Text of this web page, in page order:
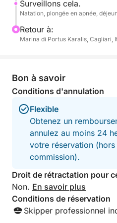
fonds marins en snorkeling
immergée, un véritable
imprégnez-vous de la
mer ou couscous aux
traditionnelles et de café.
bercer par le rythme de la
L'après-midi, reprenez la
de Cagliari, entouré de
et de souvenirs
en mer.
Surveillons cela.
Natation, plongée en apnée,
Retour à:
Marina di Portus Karalis, Cagliari,
Bon à savoir
Conditions d'annulation
Flexible
Obtenez un
annulez au moins 24
votre réservation
commission).
Droit de rétractation pour
Non. En savoir plus
Conditions de réservation
Skipper professionnel